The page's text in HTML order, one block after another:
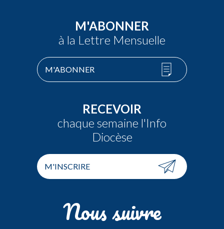
M'ABONNER
à la Lettre Mensuelle
M'ABONNER
RECEVOIR
chaque semaine l'Info
Diocèse
M'INSCRIRE
Nous suivre